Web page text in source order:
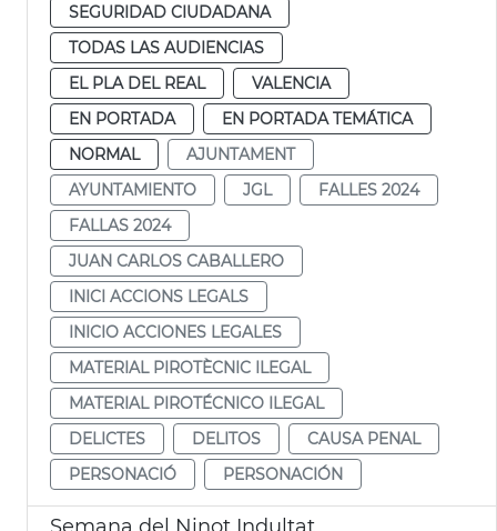
SEGURIDAD CIUDADANA
TODAS LAS AUDIENCIAS
EL PLA DEL REAL
VALENCIA
EN PORTADA
EN PORTADA TEMÁTICA
NORMAL
AJUNTAMENT
AYUNTAMIENTO
JGL
FALLES 2024
FALLAS 2024
JUAN CARLOS CABALLERO
INICI ACCIONS LEGALS
INICIO ACCIONES LEGALES
MATERIAL PIROTÈCNIC ILEGAL
MATERIAL PIROTÉCNICO ILEGAL
DELICTES
DELITOS
CAUSA PENAL
PERSONACIÓ
PERSONACIÓN
Semana del Ninot Indultat